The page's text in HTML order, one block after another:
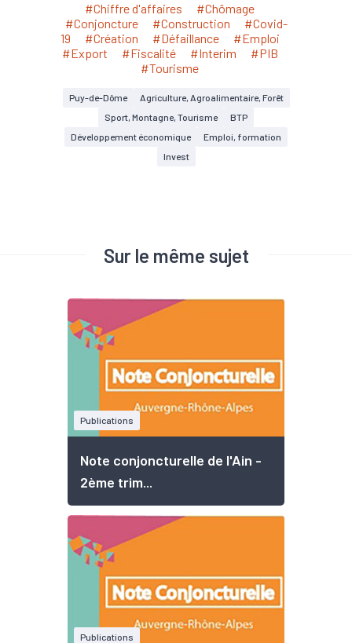
#Chiffre d'affaires
#Chômage
#Conjoncture
#Construction
#Covid-
19
#Création #Défaillance
#Emploi
#Export
#Fiscalité #Interim
#PIB
#Tourisme
Puy-de-Dôme
Agriculture, Agroalimentaire, Forêt
Sport, Montagne, Tourisme
BTP
Développement économique
Emploi, formation
Invest
Sur le même sujet
Publications
Note conjoncturelle de l'Ain -
2ème trim...
Publications